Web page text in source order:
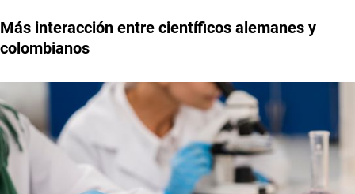
Más interacción entre científicos alemanes y
colombianos